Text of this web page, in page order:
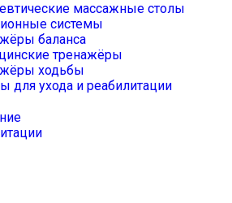
массажные столы
системы
баланса
тренажёры
ходьбы
для ухода и реабилитации